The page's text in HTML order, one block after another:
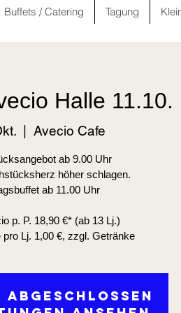
Buffets / Catering Tagung
Halle 11.10.
  |
Avecio Cafe
ab 9.00 Uhr
höher schlagen.
ab 11.00 Uhr
p. P. 18,90 €* (ab 13 Lj.)
pro Lj. 1,00 €, zzgl. Getränke
abgeschlossen